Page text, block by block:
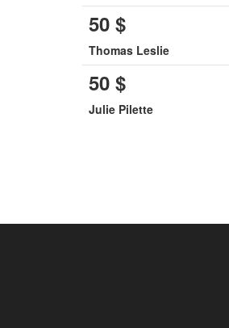
50 $
Thomas Leslie
50 $
Julie Pilette